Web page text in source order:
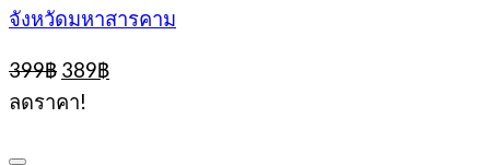
จังหวัดมหาสารคาม
399฿ Original
price
was:
389฿Current
ลดราคา!